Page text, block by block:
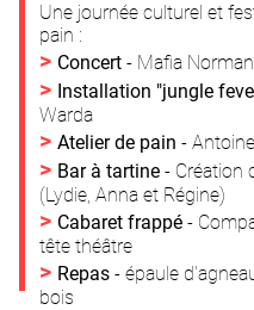
Une journée culturel et
pain :
> Concert - Mafia
> Installation "jungle
Warda
> Atelier de pain -
> Bar à tartine - Création
(Lydie, Anna et Régine)
> Cabaret frappé -
tête théâtre
> Repas - épaule
bois